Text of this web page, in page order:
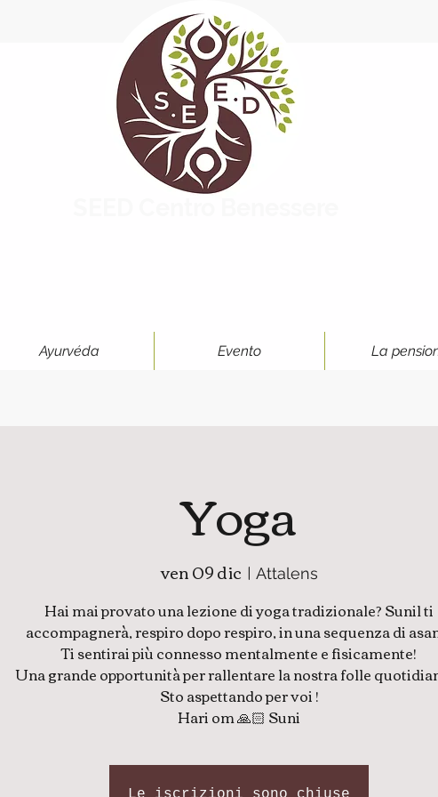
Ayurvéda Evento La
Yoga
ven 09 dic
  |
Attalens
Hai mai provato una lezione di yoga tradizionale? Sunil ti
accompagnerà, respiro dopo respiro, in una sequenza di
Ti sentirai più connesso mentalmente e fisicamente!
Una grande opportunità per rallentare la nostra folle
Sto aspettando per voi !
Hari om 🙏🏻 Suni